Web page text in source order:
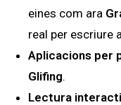
eines com ara
real per escriure
Aplicacions per
Glifing.
Lectura